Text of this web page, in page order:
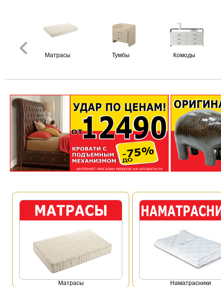
Матрасы Тумбы Комоды
Mатрасы Наматрасники